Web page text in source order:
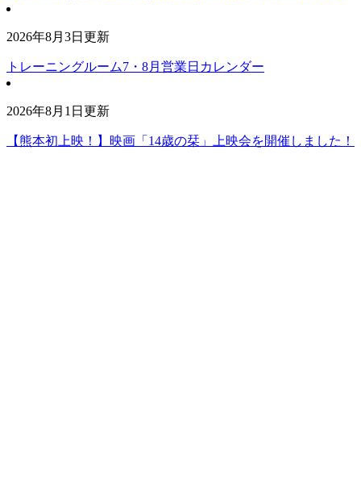
2026年8月3日更新
トレーニングルーム7・8月営業日カレンダー
2026年8月1日更新
【熊本初上映！】映画「14歳の栞」上映会を開催しました！